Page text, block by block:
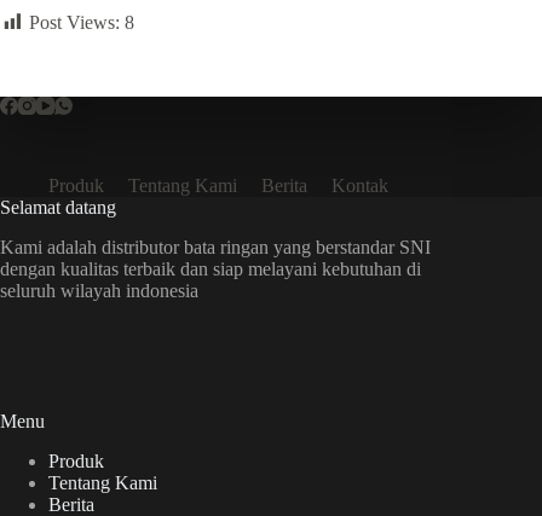
Post Views: 8
Produk Tentang Kami Berita
Kontak
Selamat datang
Kami adalah distributor bata ringan yang berstandar SNI
dengan kualitas terbaik dan siap melayani kebutuhan di
seluruh wilayah indonesia
Menu
Produk
Tentang Kami
Berita